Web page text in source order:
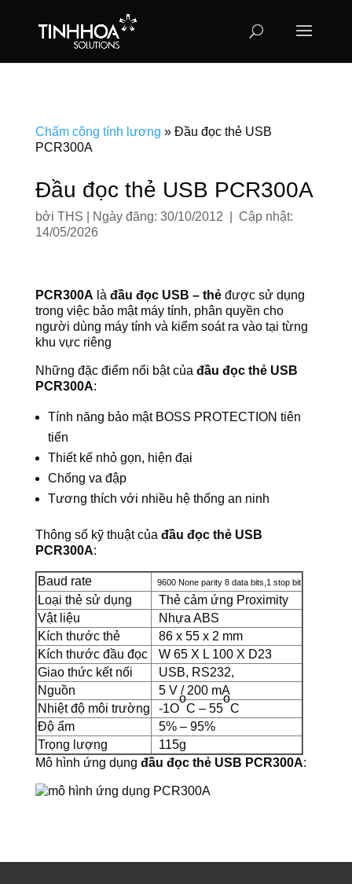
Chấm công tính lương » Đầu đọc thẻ USB
PCR300A
Đầu đọc thẻ USB PCR300A
bởi THS
Ngày đăng: 30/10/2012 | Cập nhật:
14/05/2026
PCR300A là đầu đọc USB – thẻđược sử dụng
trong việc bảo mật máy tính, phân quyền cho
người dùng máy tính và kiểm soát ra vào tại từng
khu vực riêng
Những đặc điểm nổi bật của đầu đọc thẻ USB
PCR300A:
Tính năng bảo mật BOSS PROTECTION tiên
tiến
Thiết kế nhỏ gọn, hiện đại
Chống va đập
Tương thích với nhiều hệ thống an ninh
Thông số kỹ thuật của đầu đọc thẻ USB
PCR300A:
Baud rate 9600 None parity 8 data bits, 1 stop bit
Loại thẻ sử dụng
Thẻ cảm ứng Proximity
Vật liệu
Nhựa ABS
Kích thước thẻ
86 x 55 x 2 mm
Kích thước đầu đọc
W 65 X L 100 X D23
Giao thức kết nối
USB, RS232,
Nguồn
5 V / 200 mA
Nhiệt độ môi trường
-1O
o
C – 55
o
C
Độ ẩm
5% – 95%
Trọng lượng
115g
Mô hình ứng dụng đầu đọc thẻ USB PCR300A: